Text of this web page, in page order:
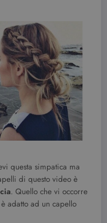
questa simpatica ma
di questo video è
. Quello che vi occorre
adatto ad un capello